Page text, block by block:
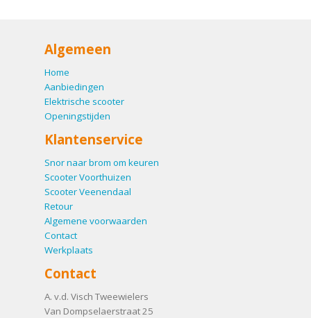
Algemeen
Home
Aanbiedingen
Elektrische scooter
Openingstijden
Klantenservice
Snor naar brom om keuren
Scooter Voorthuizen
Scooter Veenendaal
Retour
Algemene voorwaarden
Contact
Werkplaats
Contact
A. v.d. Visch Tweewielers
Van Dompselaerstraat 25